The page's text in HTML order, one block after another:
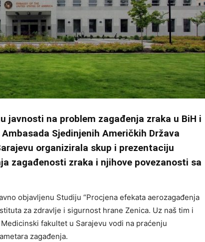
javnosti na problem zagađenja zraka u BiH i
Sjedinjenih Američkih Država
organizirala skup i prezentaciju
zagađenosti zraka i njihove povezanosti sa
objavljenu Studiju “Procjena efekata aerozagađenja
za zdravlje i sigurnost hrane Zenica. Uz naš tim i
fakultet u Sarajevu vodi na praćenju
zagađenja.